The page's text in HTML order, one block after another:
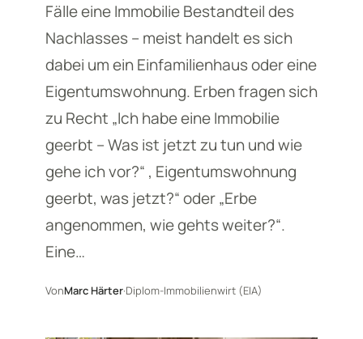
Fälle eine Immobilie Bestandteil des
Nachlasses – meist handelt es sich
dabei um ein Einfamilienhaus oder eine
Eigentumswohnung. Erben fragen sich
zu Recht „Ich habe eine Immobilie
geerbt – Was ist jetzt zu tun und wie
gehe ich vor?“ , Eigentumswohnung
geerbt, was jetzt?“ oder „Erbe
angenommen, wie gehts weiter?“.
Eine…
VonMarc Härter·Diplom-Immobilienwirt (EIA)